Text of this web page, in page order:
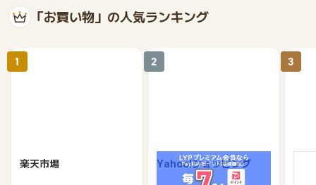
「お買い物」の人気ランキング
楽天市場
1
Yahoo!ショッピング
2 3